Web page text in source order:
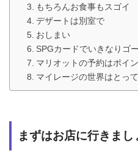
もちろんお食事もスゴイ
デザートは別室で
おしまい
SPGカードでいきなりゴ
マリオットの予約はポイ
マイレージの世界はとっ
まずはお店に行きまし